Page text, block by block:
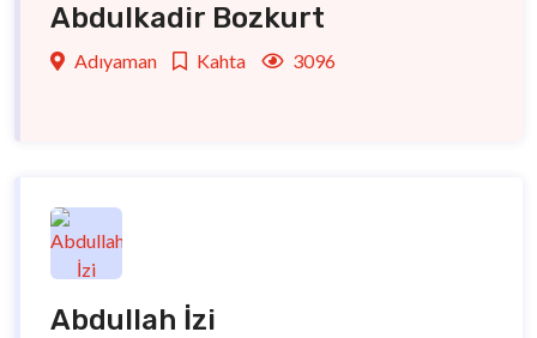
Abdulkadir Bozkurt
Adıyaman Kahta 3096
Abdullah İzi